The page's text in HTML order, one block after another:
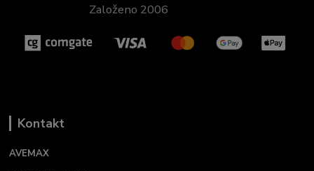
Založeno 2006
Kontakt
AVEMAX